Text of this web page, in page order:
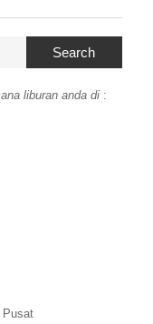
Search
liburan anda di :
Pusat